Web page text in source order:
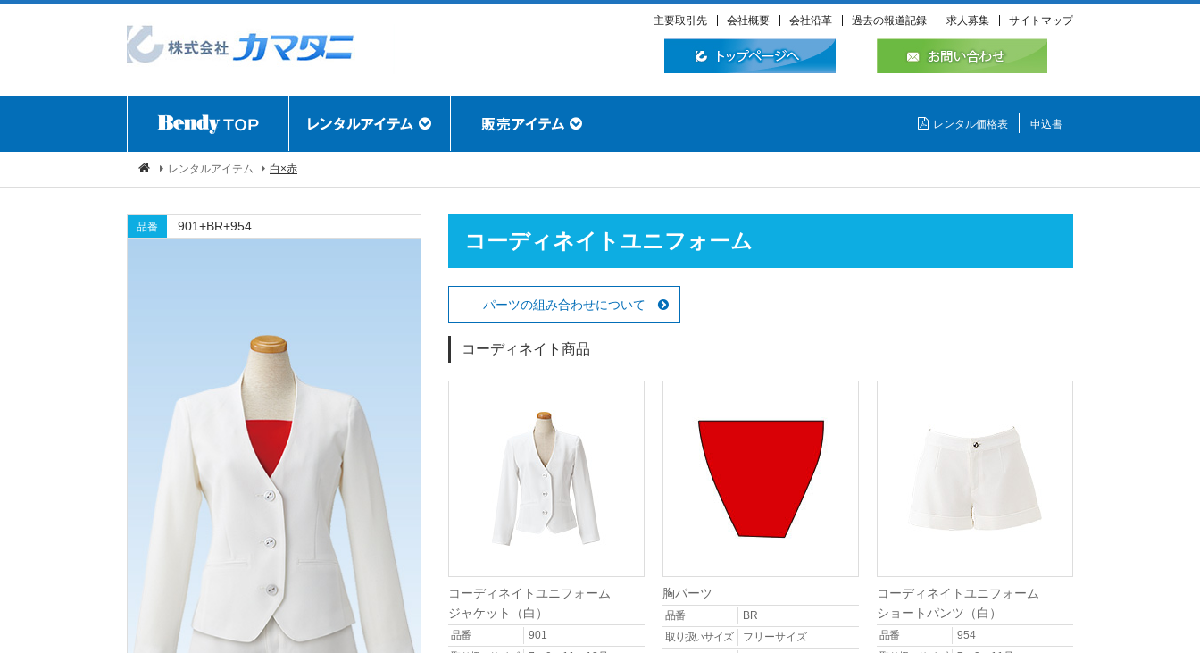
主要取引先 会社概要 会社沿革 過去の報道記録 求人募集 サイトマップ
レンタル価格表 申込書
レンタルアイテム 白×赤
品番 901+BR+954
コーディネイトユニフォーム
パーツの組み合わせについて
コーディネイト商品
コーディネイトユニフォーム
ジャケット（白）
品番
901
胸パーツ
品番
BR
取り扱いサイズ
フリーサイズ
コーディネイトユニフォーム
ショートパンツ（白）
品番
954